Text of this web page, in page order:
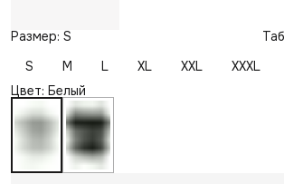
Размер: S
S
M L XL XXL
XXXL
Цвет: Белый